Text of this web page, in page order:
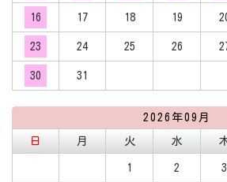
16 17 18 19
23 24 25 26
30 31
2026年09月
日 月 火 水
1 2 3